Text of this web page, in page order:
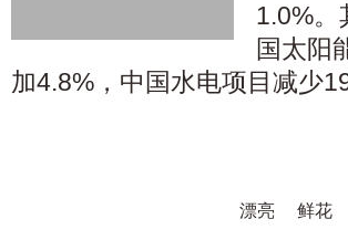
1.0%。
国太阳
加4.8%，中国水电项目减少
漂亮 鲜花